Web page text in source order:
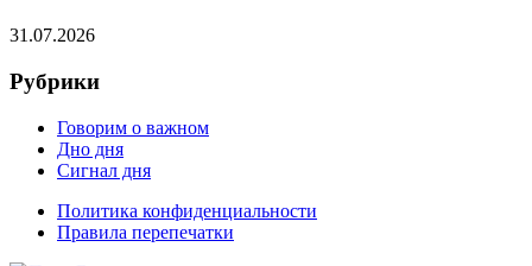
31.07.2026
Рубрики
Говорим о важном
Дно дня
Сигнал дня
Политика конфиденциальности
Правила перепечатки